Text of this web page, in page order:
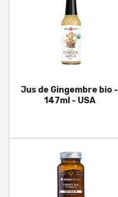
Jus de Gingembre bio -
147ml - USA